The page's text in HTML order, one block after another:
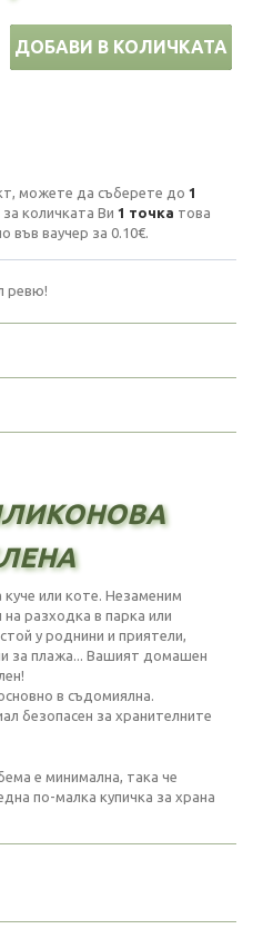
ДОБАВИ В КОЛИЧКАТА
можете да съберете до 1
количката Ви 1 точка това
във ваучер за 0.10€.
ревю!
куче или коте. Незаменим
на разходка в парка или
у роднини и приятели,
за плажа... Вашият домашен
в съдомиялна.
безопасен за хранителните
е минимална, така че
по-малка купичка за храна